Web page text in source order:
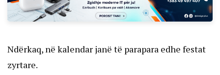
Ndërkaq, në kalendar janë të parapara edhe festat
zyrtare.